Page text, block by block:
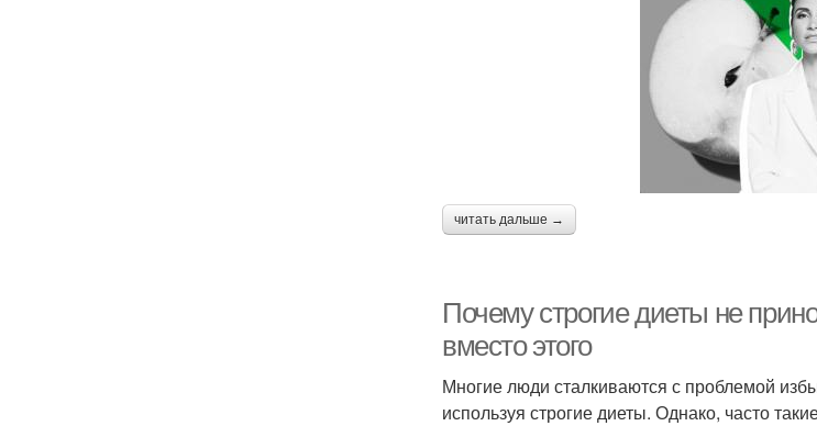
читать дальше →
Почему строгие диеты не
вместо этого
Многие люди сталкиваются с проблемой
используя строгие диеты. Однако, часто